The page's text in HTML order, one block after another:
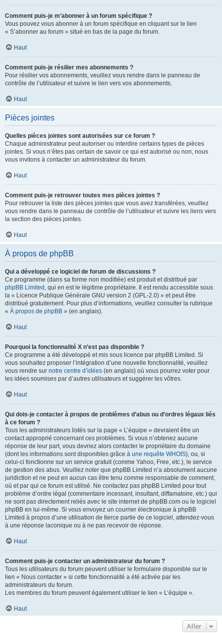
Comment puis-je m’abonner à un forum spécifique ?
Vous pouvez vous abonner à un forum spécifique en cliquant sur le lien
« S’abonner au forum » situé en bas de la page du forum.
Haut
Comment puis-je résilier mes abonnements ?
Pour résilier vos abonnements, veuillez vous rendre dans le panneau de
contrôle de l’utilisateur et suivre le lien vers vos abonnements.
Haut
Pièces jointes
Quelles pièces jointes sont autorisées sur ce forum ?
Chaque administrateur peut autoriser ou interdire certains types de pièces
jointes. Si vous n’êtes pas certain de savoir ce qui est autorisé ou non, nous
vous invitons à contacter un administrateur du forum.
Haut
Comment puis-je retrouver toutes mes pièces jointes ?
Pour retrouver la liste des pièces jointes que vous avez transférées, veuillez
vous rendre dans le panneau de contrôle de l’utilisateur et suivre les liens vers
la section des pièces jointes.
Haut
À propos de phpBB
Qui a développé ce logiciel de forum de discussions ?
Ce programme (dans sa forme non modifiée) est produit et distribué par
phpBB Limited , qui en est le légitime propriétaire. Il est rendu accessible sous
la « Licence Publique Générale GNU version 2 (GPL-2.0) » et peut être
distribué gratuitement. Pour plus d’informations, veuillez consulter la rubrique
« À propos de phpBB » (en anglais).
Haut
Pourquoi la fonctionnalité X n’est pas disponible ?
Ce programme a été développé et mis sous licence par phpBB Limited. Si
vous souhaitez proposer l’intégration d’une nouvelle fonctionnalité, veuillez
vous rendre sur notre centre d’idées (en anglais) où vous pourrez voter pour
les idées soumises par d’autres utilisateurs et suggérer les vôtres.
Haut
Qui dois-je contacter à propos de problèmes d’abus ou d’ordres légaux liés
à ce forum ?
Tous les administrateurs listés sur la page « L’équipe » devraient être un
contact approprié concernant ces problèmes. Si vous n’obtenez aucune
réponse de leur part, vous devriez alors contacter le propriétaire du domaine
(dont les informations sont disponibles grâce à une requête WHOIS), ou, si
celui-ci fonctionne sur un service gratuit (comme Yahoo, Free, etc.), le service
de gestion des abus. Veuillez noter que phpBB Limited n’a absolument aucune
juridiction et ne peut en aucun cas être tenu comme responsable de comment,
où et par qui ce forum est utilisé. Ne contactez pas phpBB Limited pour tout
problème d’ordre légal (commentaire incessant, insultant, diffamatoire, etc.) qui
ne sont pas directement reliés avec le site internet de phpBB.com ou le logiciel
phpBB en lui-même. Si vous envoyez un courrier électronique à phpBB
Limited à propos d’une utilisation de tierce partie de ce logiciel, attendez-vous
à une réponse laconique ou à ne pas recevoir de réponse.
Haut
Comment puis-je contacter un administrateur du forum ?
Tous les utilisateurs du forum peuvent utiliser le formulaire disponible sur le
lien « Nous contacter » si cette fonctionnalité a été activée par les
administrateurs du forum.
Les membres du forum peuvent également utiliser le lien « L’équipe ».
Haut
Aller